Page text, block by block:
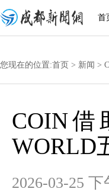
首
您现在的位置:首页 > 新闻 >
COIN借
WORLD
2026-03-25